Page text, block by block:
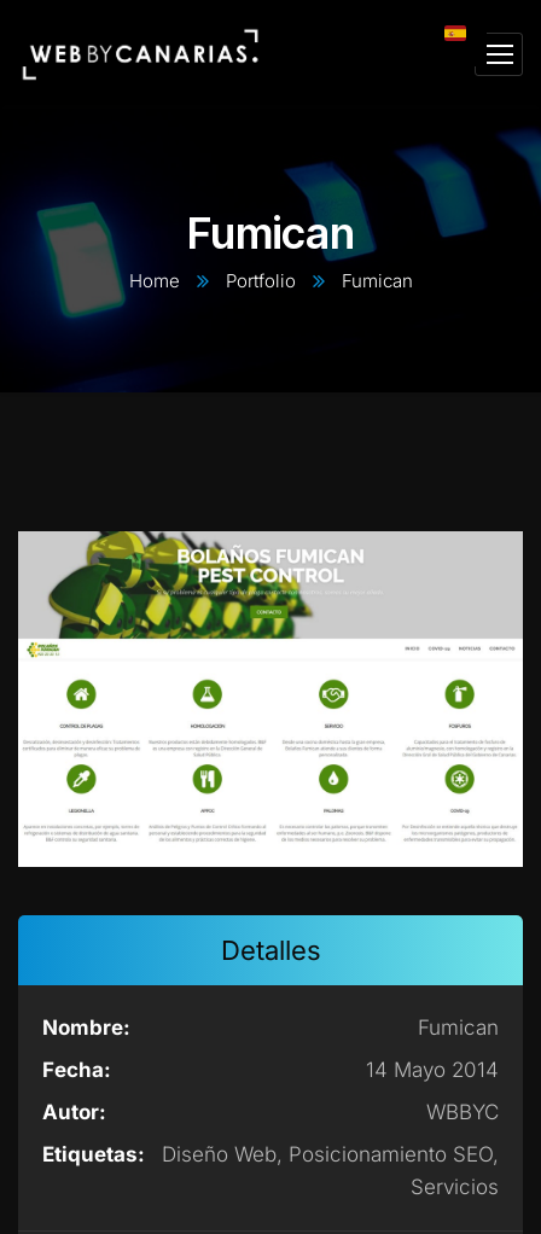
Fumican
Home Portfolio Fumican
Detalles
Nombre:
Fumican
Fecha:
14 Mayo 2014
Autor:
WBBYC
Etiquetas:
Diseño Web, Posicionamiento SEO,
Servicios